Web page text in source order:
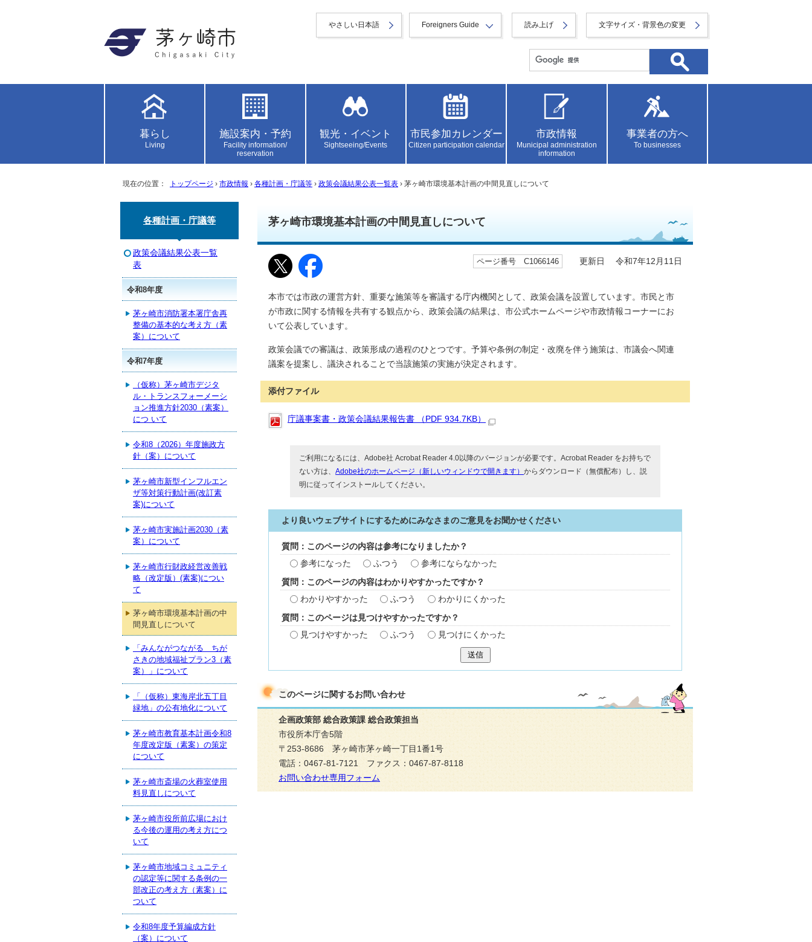
やさしい日本語 Foreigners Guide 読み上げ 文字サイズ・背景色の変更
暮らし
Living
施設案内・予約
Facility information/
reservation
観光・イベント
Sightseeing/Events
市民参加カレンダー
Citizen participation calendar
市政情報
Municipal administration
information
事業者の方へ
To businesses
現在の位置： トップページ › 市政情報 › 各種計画・庁議等 › 政策会議結果公表一覧表 › 茅ヶ崎市環境基本計画の中間見直しについて
茅ヶ崎市環境基本計画の中間見直しについて
ページ番号 C1066146 更新日 令和7年12月11日
本市では市政の運営方針、重要な施策等を審議する庁内機関として、政策会議を設置しています。市民と市
が市政に関する情報を共有する観点から、政策会議の結果は、市公式ホームページや市政情報コーナーにお
いて公表しています。
政策会議での審議は、政策形成の過程のひとつです。予算や条例の制定・改廃を伴う施策は、市議会へ関連
議案を提案し、議決されることで当該施策の実施が決定されます。
添付ファイル
庁議事案書・政策会議結果報告書 （PDF 934.7KB）
ご利用になるには、Adobe社 Acrobat Reader 4.0以降のバージョンが必要です。Acrobat Reader をお持ちで
ない方は、Adobe社のホームページ（新しいウィンドウで開きます）からダウンロード（無償配布）し、説
明に従ってインストールしてください。
より良いウェブサイトにするためにみなさまのご意見をお聞かせください
質問：このページの内容は参考になりましたか？
参考になった
ふつう 参考にならなかった
質問：このページの内容はわかりやすかったですか？
わかりやすかった
ふつう わかりにくかった
質問：このページは見つけやすかったですか？
見つけやすかった
ふつう 見つけにくかった
送信
このページに関するお問い合わせ
企画政策部 総合政策課 総合政策担当
市役所本庁舎5階
〒253-8686 茅ヶ崎市茅ヶ崎一丁目1番1号
電話：0467-81-7121 ファクス：0467-87-8118
お問い合わせ専用フォーム
各種計画・庁議等
政策会議結果公表一覧
表
令和8年度
茅ヶ崎市消防署本署庁舎再
整備の基本的な考え方（素
案）について
令和7年度
（仮称）茅ヶ崎市デジタ
ル・トランスフォーメーシ
ョン推進方針2030（素案）
につ いて
令和8（2026）年度施政方
針（案）について
茅ヶ崎市新型インフルエン
ザ等対策行動計画(改訂素
案)について
茅ヶ崎市実施計画2030（素
案）について
茅ヶ崎市行財政経営改善戦
略（改定版）(素案)につい
て
茅ヶ崎市環境基本計画の中
間見直しについて
「みんながつながる ちが
さきの地域福祉プラン3（素
案）」について
「（仮称）東海岸北五丁目
緑地」の公有地化について
茅ヶ崎市教育基本計画令和8
年度改定版（素案）の策定
について
茅ヶ崎市斎場の火葬室使用
料見直しについて
茅ヶ崎市役所前広場におけ
る今後の運用の考え方につ
いて
茅ヶ崎市地域コミュニティ
の認定等に関する条例の一
部改正の考え方（素案）に
ついて
令和8年度予算編成方針
（案）について